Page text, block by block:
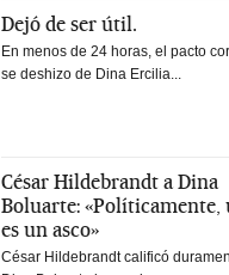
Dejó de ser útil.
En menos de 24 horas, el pacto
se deshizo de Dina Ercilia...
César Hildebrandt a Dina
Boluarte: «Políticamente,
es un asco»
César Hildebrandt calificó